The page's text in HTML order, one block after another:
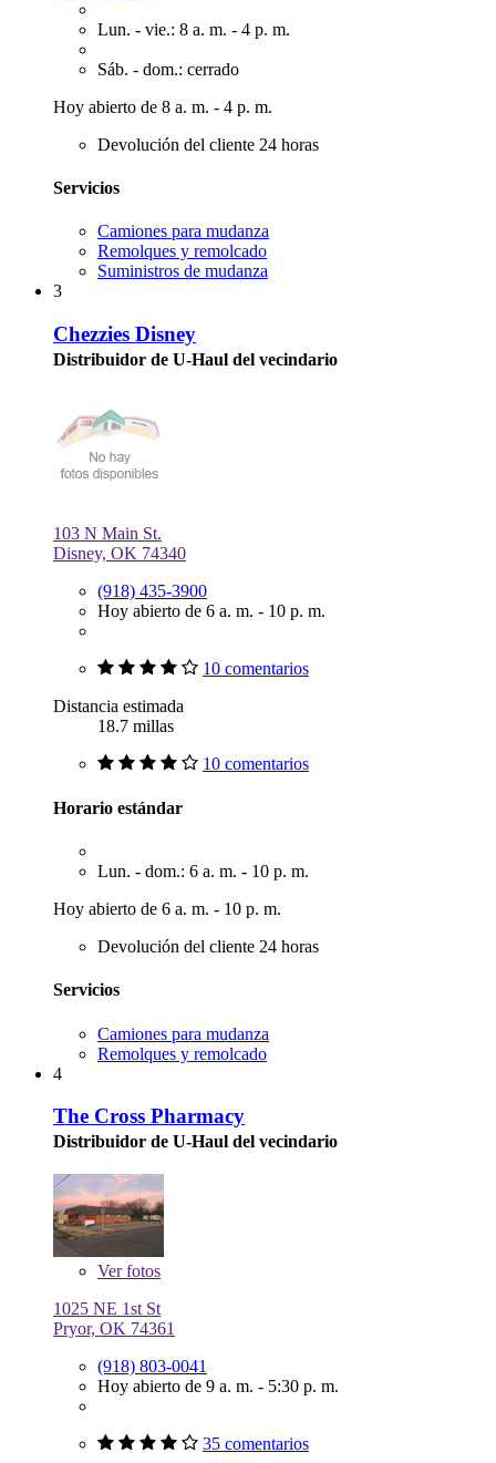
Lun. - vie.: 8 a. m. - 4 p. m.
Sáb. - dom.: cerrado
Hoy abierto de 8 a. m. - 4 p. m.
Devolución del cliente 24 horas
Servicios
Camiones para mudanza
Remolques y remolcado
Suministros de mudanza
3
Chezzies Disney
Distribuidor de U-Haul del vecindario
103 N Main St.
Disney, OK 74340
(918) 435-3900
Hoy abierto de 6 a. m. - 10 p. m.
10 comentarios
Distancia estimada
18.7 millas
10 comentarios
Horario estándar
Lun. - dom.: 6 a. m. - 10 p. m.
Hoy abierto de 6 a. m. - 10 p. m.
Devolución del cliente 24 horas
Servicios
Camiones para mudanza
Remolques y remolcado
4
The Cross Pharmacy
Distribuidor de U-Haul del vecindario
Verfotos
1025 NE 1st St
Pryor, OK 74361
(918) 803-0041
Hoy abierto de 9 a. m. - 5:30 p. m.
35 comentarios